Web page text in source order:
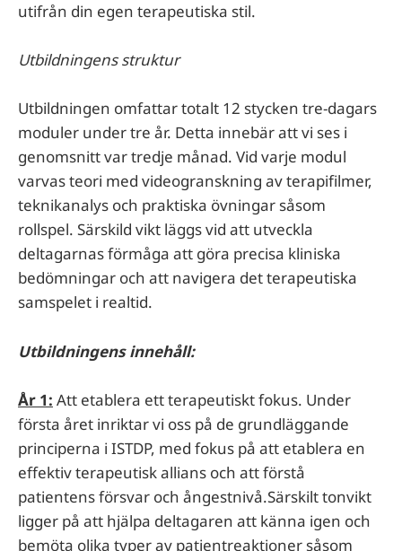
utifrån din egen terapeutiska stil.
Utbildningens struktur
Utbildningen omfattar totalt 12 stycken tre-dagars
moduler under tre år. Detta innebär att vi ses i
genomsnitt var tredje månad. Vid varje modul
varvas teori med videogranskning av terapifilmer,
teknikanalys och praktiska övningar såsom
rollspel. Särskild vikt läggs vid att utveckla
deltagarnas förmåga att göra precisa kliniska
bedömningar och att navigera det terapeutiska
samspelet i realtid.
Utbildningens innehåll:
År 1: Att etablera ett terapeutiskt fokus. Under
första året inriktar vi oss på de grundläggande
principerna i ISTDP, med fokus på att etablera en
effektiv terapeutisk allians och att förstå
patientens försvar och ångestnivå.Särskilt tonvikt
ligger på att hjälpa deltagaren att känna igen och
bemöta olika typer av patientreaktioner såsom